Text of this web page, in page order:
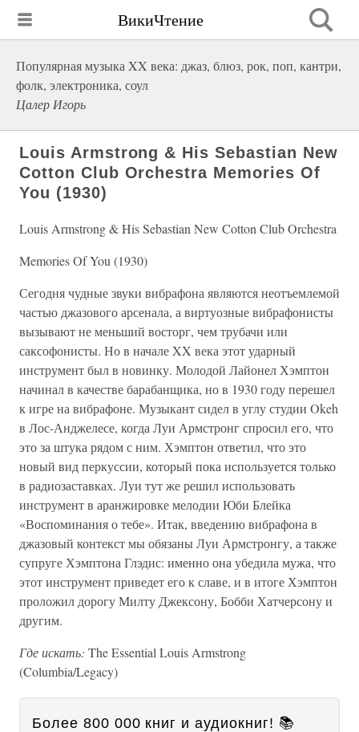
ВикиЧтение
Популярная музыка XX века: джаз, блюз, рок, поп, кантри,
фолк, электроника, соул
Цалер Игорь
Louis Armstrong & His Sebastian New
Cotton Club Orchestra Memories Of
You (1930)
Louis Armstrong & His Sebastian New Cotton Club Orchestra
Memories Of You (1930)
Сегодня чудные звуки вибрафона являются неотъемлемой
частью джазового арсенала, а виртуозные вибрафонисты
вызывают не меньший восторг, чем трубачи или
саксофонисты. Но в начале XX века этот ударный
инструмент был в новинку. Молодой Лайонел Хэмптон
начинал в качестве барабанщика, но в 1930 году перешел
к игре на вибрафоне. Музыкант сидел в углу студии Okeh
в Лос-Анджелесе, когда Луи Армстронг спросил его, что
это за штука рядом с ним. Хэмптон ответил, что это
новый вид перкуссии, который пока используется только
в радиозаставках. Луи тут же решил использовать
инструмент в аранжировке мелодии Юби Блейка
«Воспоминания о тебе». Итак, введению вибрафона в
джазовый контекст мы обязаны Луи Армстронгу, а также
супруге Хэмптона Глэдис: именно она убедила мужа, что
этот инструмент приведет его к славе, и в итоге Хэмптон
проложил дорогу Милту Джексону, Бобби Хатчерсону и
другим.
Где искать: The Essential Louis Armstrong
(Columbia/Legacy)
Более 800 000 книг и аудиокниг! 📚